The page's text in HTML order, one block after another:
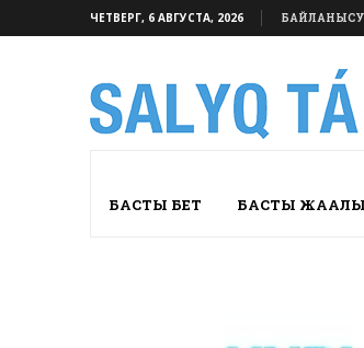
ЧЕТВЕРГ, 6 АВГУСТА, 2026 БАЙЛАНЫСУ
БАСТЫ БЕТ БАСТЫ